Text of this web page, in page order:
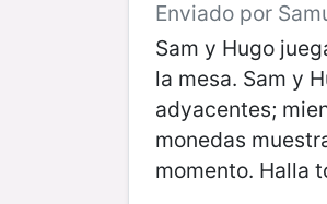
Enviado por
Sam y Hugo
la mesa. Sam y
adyacentes;
monedas
momento. Halla